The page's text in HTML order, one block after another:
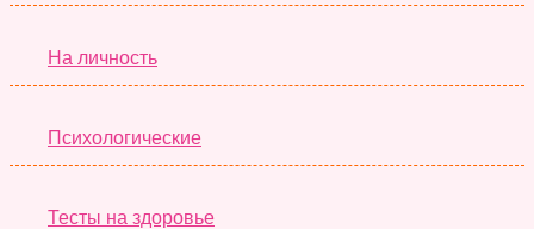
На личность
Психологические
Тесты на здоровье